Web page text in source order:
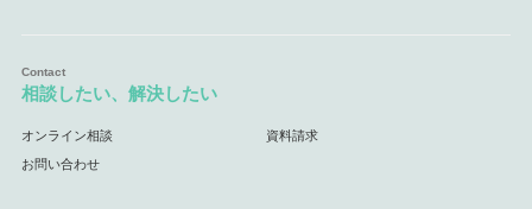
相談したい、解決したい
オンライン相談 資料請求
お問い合わせ